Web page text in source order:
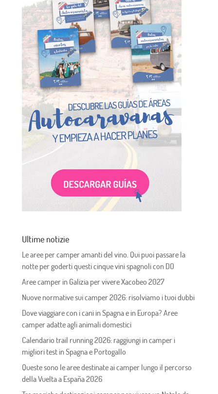
Ultime notizie
Le aree per camper amanti del vino. Qui puoi passare la
notte per goderti questi cinque vini spagnoli con DO
Aree camper in Galizia per vivere Xacobeo 2027
Nuove normative sui camper 2026: risolviamo i tuoi dubbi
Dove viaggiare con i cani in Spagna e in Europa? Aree
camper adatte agli animali domestici
Calendario trail running 2026: raggiungi in camper i
migliori test in Spagna e Portogallo
Queste sono le aree destinate ai camper lungo il percorso
della Vuelta a España 2026